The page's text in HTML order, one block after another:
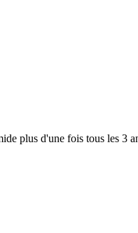
plus d'une fois tous les 3